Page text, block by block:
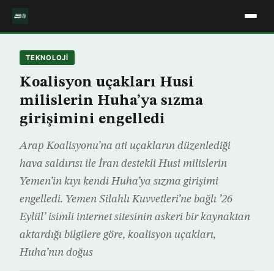
TEKNOLOJİ
Koalisyon uçakları Husi
milislerin Huha’ya sızma
girişimini engelledi
Arap Koalisyonu’na ati uçakların düzenlediği
hava saldırısı ile İran destekli Husi milislerin
Yemen’in kıyı kendi Huha’ya sızma girişimi
engelledi. Yemen Silahlı Kuvvetleri’ne bağlı ’26
Eylül’ isimli internet sitesinin askeri bir kaynaktan
aktardığı bilgilere göre, koalisyon uçakları,
Huha’nın doğus